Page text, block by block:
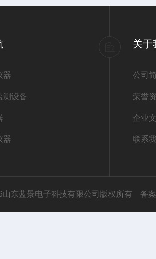
器
测设备
器
关于
公司
荣誉
企业
联系
山东蓝景电子科技有限公司版权所有 备